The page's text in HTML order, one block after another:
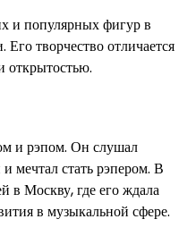
и популярных фигур в
творчество отличается
открытостью.
и рэпом. Он слушал
мечтал стать рэпером. В
в Москву, где его ждала
в музыкальной сфере.